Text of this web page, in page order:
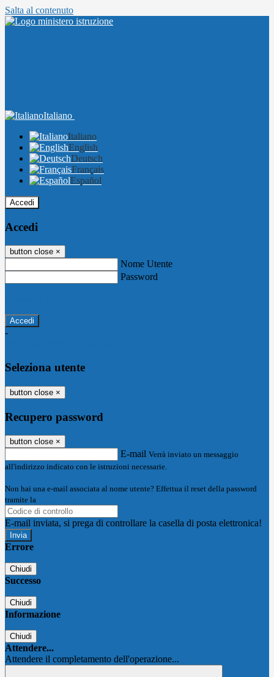
Salta al contenuto
Italiano
Italiano
English
Deutsch
Français
Español
Accedi
Accedi
button close ×
Nome Utente
Password
-
Seleziona utente
button close ×
Recupero password
button close ×
E-mail Verrà inviato un messaggio
all'indirizzo indicato con le istruzioni necessarie.
Non hai una e-mail associata al nome utente? Effettua il reset della password
tramite la
E-mail inviata, si prega di controllare la casella di posta elettronica!
Errore
Chiudi
Successo
Chiudi
Informazione
Chiudi
Attendere...
Attendere il completamento dell'operazione...